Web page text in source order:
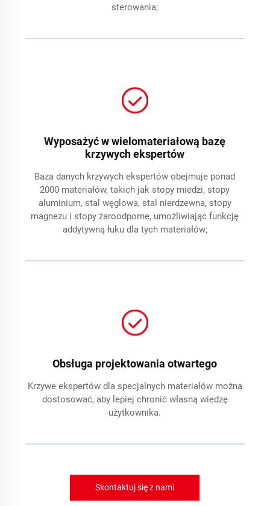
sterowania;
Wyposażyć w wielomateriałową bazę
krzywych ekspertów
Baza danych krzywych ekspertów obejmuje ponad
2000 materiałów, takich jak stopy miedzi, stopy
aluminium, stal węglowa, stal nierdzewna, stopy
magnezu i stopy żaroodporne, umożliwiając funkcję
addytywną łuku dla tych materiałów;
Obsługa projektowania otwartego
Krzywe ekspertów dla specjalnych materiałów można
dostosować, aby lepiej chronić własną wiedzę
użytkownika.
Skontaktuj się z nami